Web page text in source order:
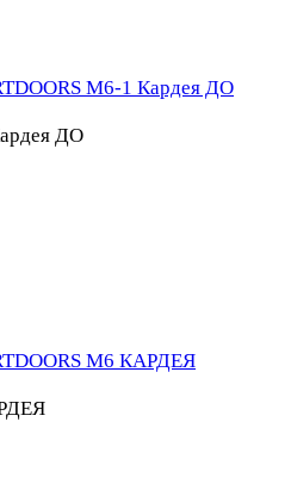
M6-1 Кардея ДО
ДО
M6 КАРДЕЯ